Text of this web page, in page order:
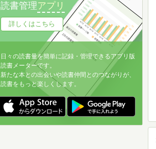
読書管理アプリ
詳しくはこちら
日々の読書量を簡単に記録・管理できるアプリ版
読書メーターです。
新たな本との出会いや読書仲間とのつながりが、
読書をもっと楽しくします。